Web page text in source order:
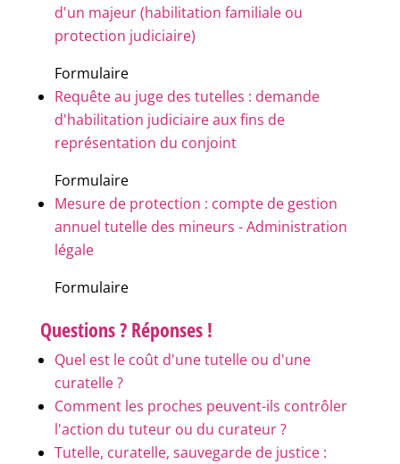
d'un majeur (habilitation familiale ou
protection judiciaire)
Formulaire
Requête au juge des tutelles : demande
d'habilitation judiciaire aux fins de
représentation du conjoint
Formulaire
Mesure de protection : compte de gestion
annuel tutelle des mineurs - Administration
légale
Formulaire
Questions ? Réponses !
Quel est le coût d'une tutelle ou d'une
curatelle ?
Comment les proches peuvent-ils contrôler
l'action du tuteur ou du curateur ?
Tutelle, curatelle, sauvegarde de justice :